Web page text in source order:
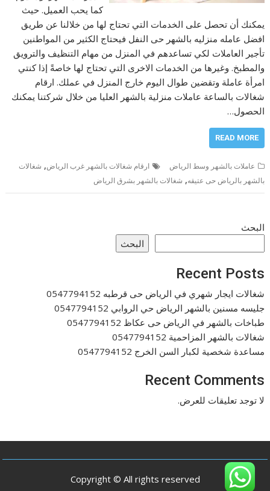
كما يحب العميل. حيث
يمكنك أن تحصل على الخدمات التي تحتاج لها من خلالنا عن طريق
افضل عامله منزليه بالشهر حى النفل فيحتاج الكثير من المواطنين
تأجير العاملات لكي تساعدهم في المنزل من مهام التنظيف والترويق
والمطبخ. وغيرها من الخدمات الاخرى التي تحتاج لها خاصةً إذا كنتي
امرأة عاملة وتقضين طوال اليوم خارج المنزل في عملك. ارقام
شغالات بالساعة عاملات منزلية بالشهر العليا من خلال شركتنا يمكنك
الحصول…
READ MORE
عاملات بالشهر وسط الرياض ارقام شغالات بالشهر غرب الرياض, شغالات
بالشهر بالرياض حى عتيقه, شغالات بالشهر بشرق الرياض
البحث
البحث
Recent Posts
شغالات ايجار شهري في الرياض حى قرطبه 0547794152
جليسه مسنين بالشهر الرياض حي الروابي 0547794152
طباخات بالشهر في الرياض حى عكاظ 0547794152
شغالات بالشهر المزاحمية 0547794152
مساعدة شخصية لكبار السن الخرج 0547794152
Recent Comments
لا توجد تعليقات للعرض.
Copyright © All rights reserved